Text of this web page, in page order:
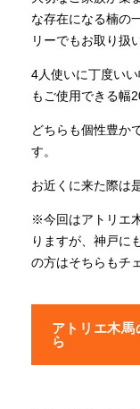
な存在になる楠の
リーでもお取り扱
4人使いに丁度い
もご使用できる幅
どちらも個性豊か
す。
お近くに来た際は
※今回はアトリエ
りますが、神戸に
の方はそちらもチ
アトリエ木
ら